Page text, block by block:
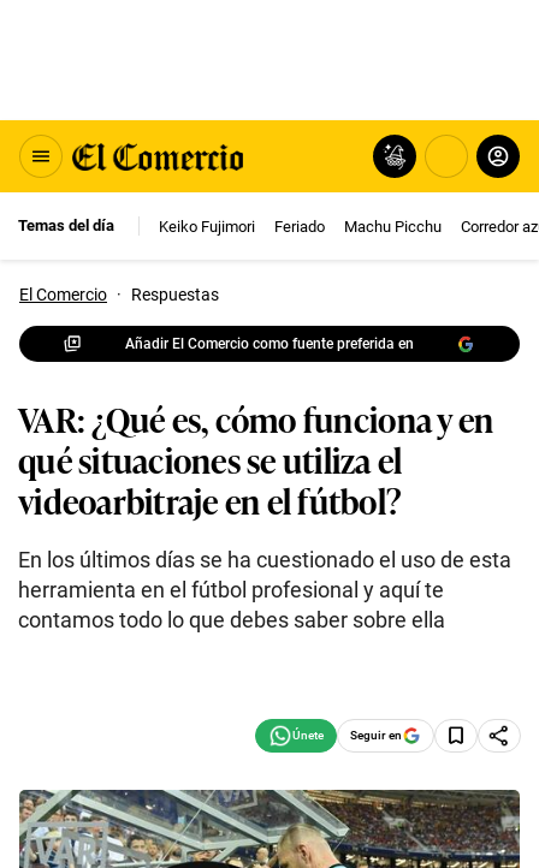
Temas del día Keiko Fujimori Feriado Machu Picchu Corredor
El Comercio · Respuestas
Añadir El Comercio como fuente preferida en
VAR: ¿Qué es, cómo funciona y en
qué situaciones se utiliza el
videoarbitraje en el fútbol?
En los últimos días se ha cuestionado el uso de esta
herramienta en el fútbol profesional y aquí te
contamos todo lo que debes saber sobre ella
Seguir en